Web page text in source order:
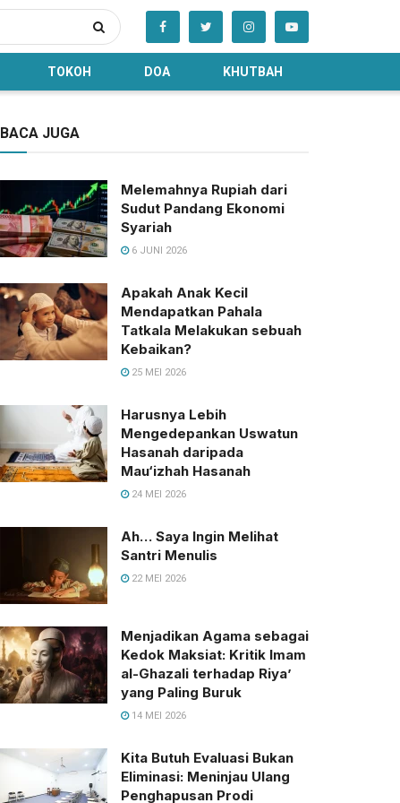
TOKOH DOA KHUTBAH
BACA JUGA
Melemahnya Rupiah dari
Sudut Pandang Ekonomi
Syariah
6 JUNI 2026
Apakah Anak Kecil
Mendapatkan Pahala
Tatkala Melakukan sebuah
Kebaikan?
25 MEI 2026
Harusnya Lebih
Mengedepankan Uswatun
Hasanah daripada
Mau‘izhah Hasanah
24 MEI 2026
Ah… Saya Ingin Melihat
Santri Menulis
22 MEI 2026
Menjadikan Agama sebagai
Kedok Maksiat: Kritik Imam
al-Ghazali terhadap Riya’
yang Paling Buruk
14 MEI 2026
Kita Butuh Evaluasi Bukan
Eliminasi: Meninjau Ulang
Penghapusan Prodi